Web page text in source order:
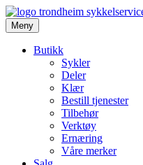
Meny
Butikk
Sykler
Deler
Klær
Bestill tjenester
Tilbehør
Verktøy
Ernæring
Våre merker